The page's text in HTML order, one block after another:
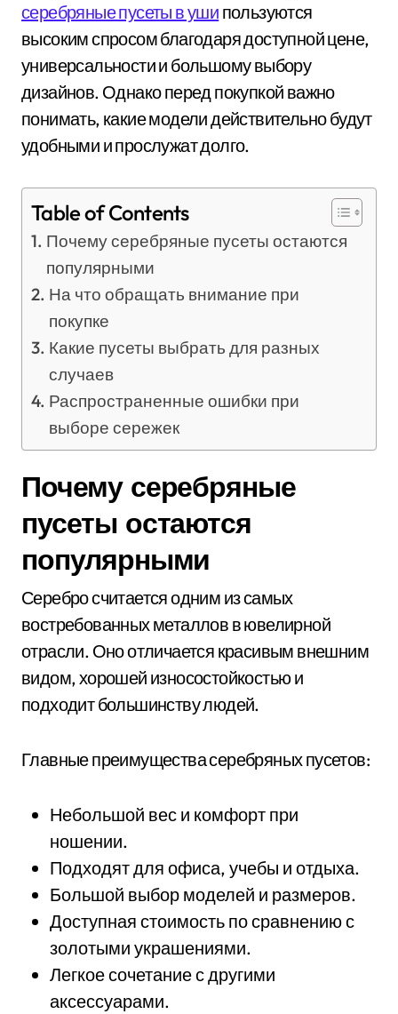
серебряные пусеты в уши пользуются
высоким спросом благодаря доступной цене,
универсальности и большому выбору
дизайнов. Однако перед покупкой важно
понимать, какие модели действительно будут
удобными и прослужат долго.
Table of Contents
Почему серебряные пусеты остаются
популярными
На что обращать внимание при
покупке
Какие пусеты выбрать для разных
случаев
Распространенные ошибки при
выборе сережек
Почему серебряные
пусеты остаются
популярными
Серебро считается одним из самых
востребованных металлов в ювелирной
отрасли. Оно отличается красивым внешним
видом, хорошей износостойкостью и
подходит большинству людей.
Главные преимущества серебряных пусетов:
Небольшой вес и комфорт при
ношении.
Подходят для офиса, учебы и отдыха.
Большой выбор моделей и размеров.
Доступная стоимость по сравнению с
золотыми украшениями.
Легкое сочетание с другими
аксессуарами.